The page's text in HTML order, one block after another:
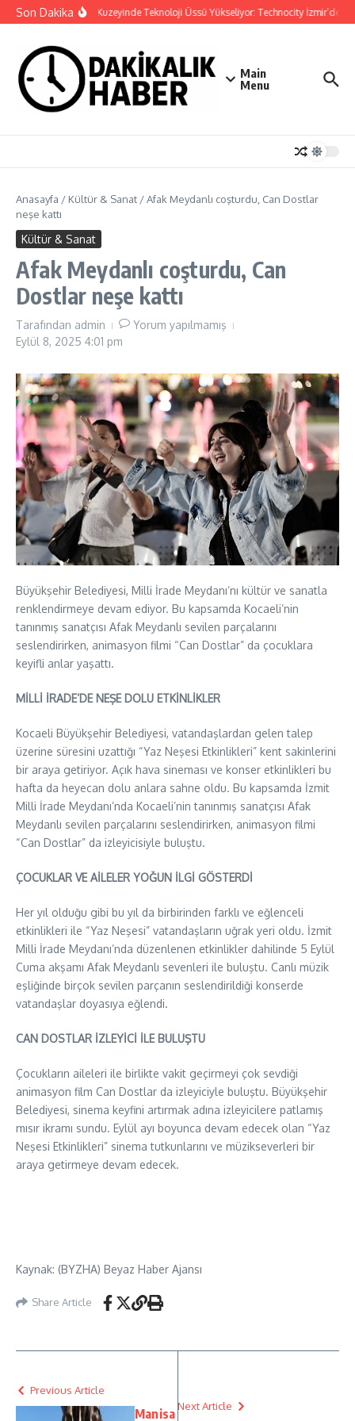
İçeriğe atla
Son Dakikaİzmir’in Kuzeyinde Teknoloji Üssü Yükseliyor: Technocity İzmir’de
Main
Menu
Anasayfa / Kültür & Sanat /Afak Meydanlı coşturdu, Can Dostlar
neşe kattı
Kültür & Sanat
Afak Meydanlı coşturdu, Can
Dostlar neşe kattı
Tarafından admin
Yorum yapılmamış
Eylül 8, 2025 4:01 pm
Büyükşehir Belediyesi, Milli İrade Meydanı’nı kültür ve sanatla
renklendirmeye devam ediyor. Bu kapsamda Kocaeli’nin
tanınmış sanatçısı Afak Meydanlı sevilen parçalarını
seslendirirken, animasyon filmi “Can Dostlar” da çocuklara
keyifli anlar yaşattı.
MİLLİ İRADE’DE NEŞE DOLU ETKİNLİKLER
Kocaeli Büyükşehir Belediyesi, vatandaşlardan gelen talep
üzerine süresini uzattığı “Yaz Neşesi Etkinlikleri” kent sakinlerini
bir araya getiriyor. Açık hava sineması ve konser etkinlikleri bu
hafta da heyecan dolu anlara sahne oldu. Bu kapsamda İzmit
Milli İrade Meydanı’nda Kocaeli’nin tanınmış sanatçısı Afak
Meydanlı sevilen parçalarını seslendirirken, animasyon filmi
“Can Dostlar” da izleyicisiyle buluştu.
ÇOCUKLAR VE AİLELER YOĞUN İLGİ GÖSTERDİ
Her yıl olduğu gibi bu yıl da birbirinden farklı ve eğlenceli
etkinlikleri ile “Yaz Neşesi” vatandaşların uğrak yeri oldu. İzmit
Milli İrade Meydanı’nda düzenlenen etkinlikler dahilinde 5 Eylül
Cuma akşamı Afak Meydanlı sevenleri ile buluştu. Canlı müzik
eşliğinde birçok sevilen parçanın seslendirildiği konserde
vatandaşlar doyasıya eğlendi.
CAN DOSTLAR İZLEYİCİ İLE BULUŞTU
Çocukların aileleri ile birlikte vakit geçirmeyi çok sevdiği
animasyon film Can Dostlar da izleyiciyle buluştu. Büyükşehir
Belediyesi, sinema keyfini artırmak adına izleyicilere patlamış
mısır ikramı sundu. Eylül ayı boyunca devam edecek olan “Yaz
Neşesi Etkinlikleri” sinema tutkunlarını ve müzikseverleri bir
araya getirmeye devam edecek.
Kaynak: (BYZHA) Beyaz Haber Ajansı
Share Article
Previous Article
Manisa Next Article